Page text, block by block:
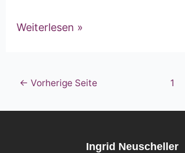
Weiterlesen »
← Vorherige Seite 1
Ingrid Neuscheller